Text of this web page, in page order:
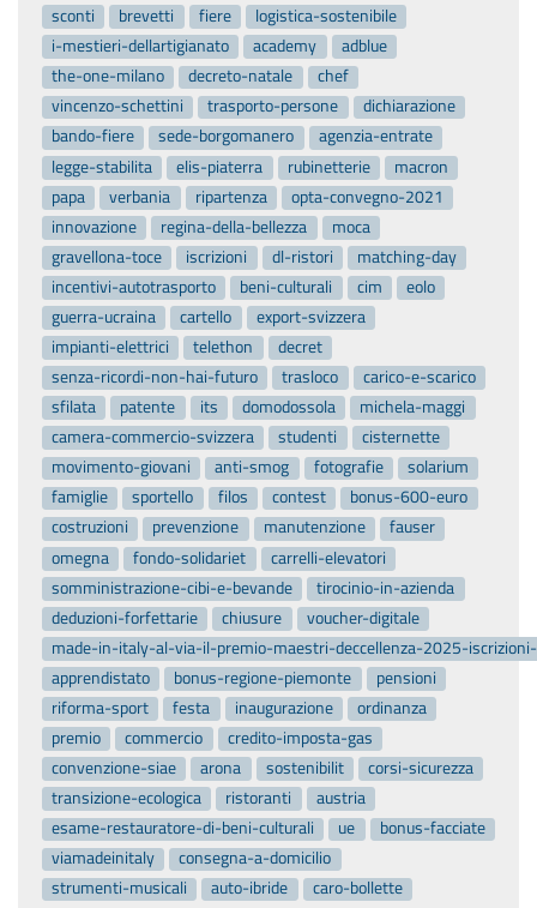
sconti
brevetti fiere
logistica-sostenibile
i-mestieri-dellartigianato
academy
adblue
the-one-milano
decreto-natale
chef
vincenzo-schettini
trasporto-persone
dichiarazione
bando-fiere
sede-borgomanero
agenzia-entrate
legge-stabilita
elis-piaterra rubinetterie
macron
papa
verbania ripartenza
opta-convegno-2021
innovazione
regina-della-bellezza
moca
gravellona-toce
iscrizioni dl-ristori
matching-day
incentivi-autotrasporto
beni-culturali cim
eolo
guerra-ucraina
cartello
export-svizzera
impianti-elettrici
telethon
decret
senza-ricordi-non-hai-futuro
trasloco
carico-e-scarico
sfilata
patente its domodossola
michela-maggi
camera-commercio-svizzera
studenti
cisternette
movimento-giovani
anti-smog fotografie
solarium
famiglie
sportello filos contest
bonus-600-euro
costruzioni
prevenzione manutenzione
fauser
omegna
fondo-solidariet
carrelli-elevatori
somministrazione-cibi-e-bevande
tirocinio-in-azienda
deduzioni-forfettarie
chiusure
voucher-digitale
made-in-italy-al-via-il-premio-maestri-deccellenza-2025-
apprendistato
bonus-regione-piemonte
pensioni
riforma-sport
festa inaugurazione
ordinanza
premio
commercio
credito-imposta-gas
convenzione-siae
arona sostenibilit
corsi-sicurezza
transizione-ecologica
ristoranti
austria
esame-restauratore-di-beni-culturali
ue
bonus-facciate
viamadeinitaly
consegna-a-domicilio
strumenti-musicali
auto-ibride
caro-bollette